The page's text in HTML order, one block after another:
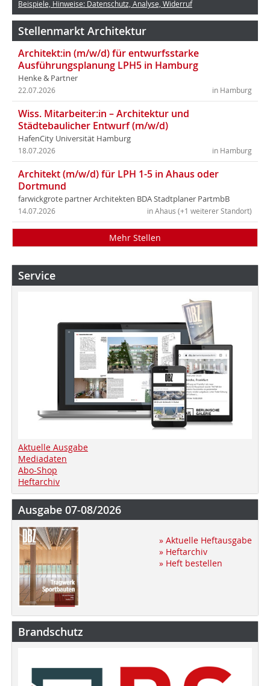
Beispiele, Hinweise: Datenschutz, Analyse, Widerruf
Stellenmarkt Architektur
Architekt:in (m/w/d) für entwurfsstarke
Ausführungsplanung LPH5 in Hamburg
Henke & Partner
in Hamburg
22.07.2026
Wiss. Mitarbeiter:in – Architektur und
Städtebaulicher Entwurf (m/w/d)
HafenCity Universität Hamburg
in Hamburg
18.07.2026
Architekt (m/w/d) für LPH 1-5 in Ahaus oder
Dortmund
farwickgrote partner Architekten BDA Stadtplaner PartmbB
in Ahaus (+1 weiterer Standort)
14.07.2026
Mehr Stellen
Service
Aktuelle Ausgabe
Mediadaten
Abo-Shop
Heftarchiv
Ausgabe 07-08/2026
» Aktuelle Heftausgabe
» Heftarchiv
» Heft bestellen
Brandschutz